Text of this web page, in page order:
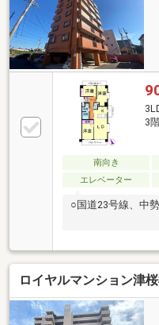
3
南向き
エレベーター
○国道23号線、中
ロイヤルマンション津